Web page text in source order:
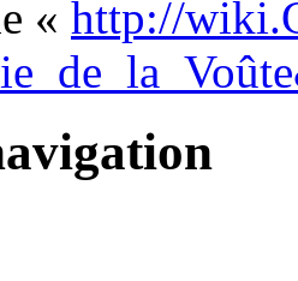
« http://